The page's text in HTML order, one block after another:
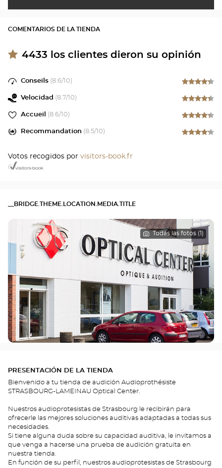
COMENTARIOS DE LA TIENDA
4433 los clientes dieron su opinión
Conseils (8.6/10)
Velocidad (8.7/10)
Accueil (8.6/10)
Recommandation (8.5/10)
Votos recogidos por visitors-book.fr
__BRIDGE.THEME.LOCATION.MEDIA.TITLE
Todas las fotos (1)
PRESENTACIÓN DE LA TIENDA
Bienvenido a tu tienda de audición Audioprothésiste
STRASBOURG-LAMEINAU Optical Center.
Nuestros audioprotesistas de Strasbourg le recibirán para
ofrecerle las mejores soluciones auditivas adaptadas a todas sus
necesidades.
Si tiene alguna duda sobre su capacidad auditiva, le invitamos a
que venga a hacerse una prueba de audición gratuita en
nuestra tienda.
En función de su perfil, nuestros audioprotesistas de Strasbourg